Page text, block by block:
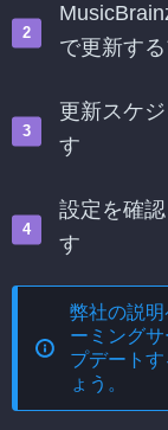
で更新す
更新スケ
す
設定を確
す
弊社の説明
ーミング
プデートす
ょう。